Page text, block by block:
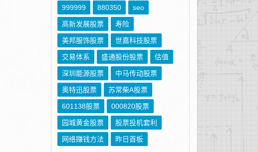
999999 880350 seo
高新发展股票 寿险
美邦服饰股票 世嘉科技股票
交易体系 盛通股份股票 估值
深圳能源股票 中马传动股票
奥特迅股票 苏常柴A股票
601138股票 000820股票
园城黄金股票 股票投机套利
网络赚钱方法 昨日首板